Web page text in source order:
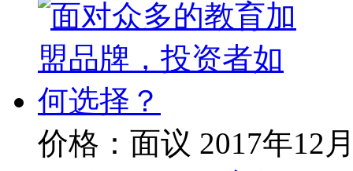
价格：面议 2017年12